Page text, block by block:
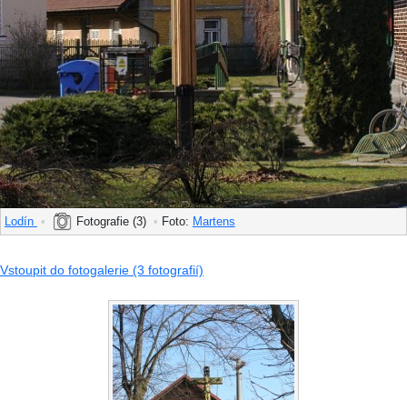
Lodín • Fotografie (3) • Foto: Martens
Vstoupit do fotogalerie (3 fotografií)